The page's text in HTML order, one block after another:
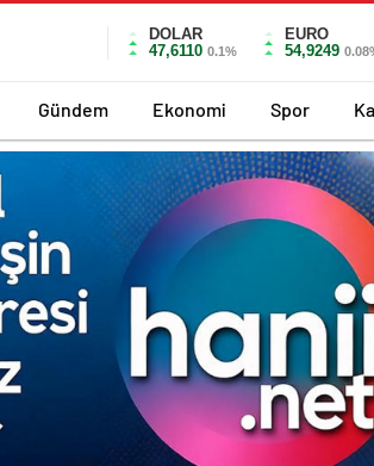
DOLAR
47,6110 0.1%
EURO
54,9249
Gündem Ekonomi Spor